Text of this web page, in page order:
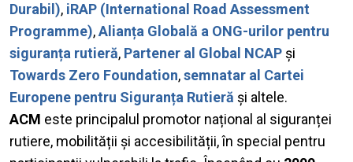
Durabil), iRAP (International Road Assessment
Programme),Alianța Globală a ONG-urilor pentru
siguranța rutieră, Partener al Global NCAP și
Towards Zero Foundation,semnatar al Cartei
Europene pentru Siguranța Rutieră și altele.
ACM este principalul promotor național al siguranței
rutiere, mobilității și accesibilității, în special pentru